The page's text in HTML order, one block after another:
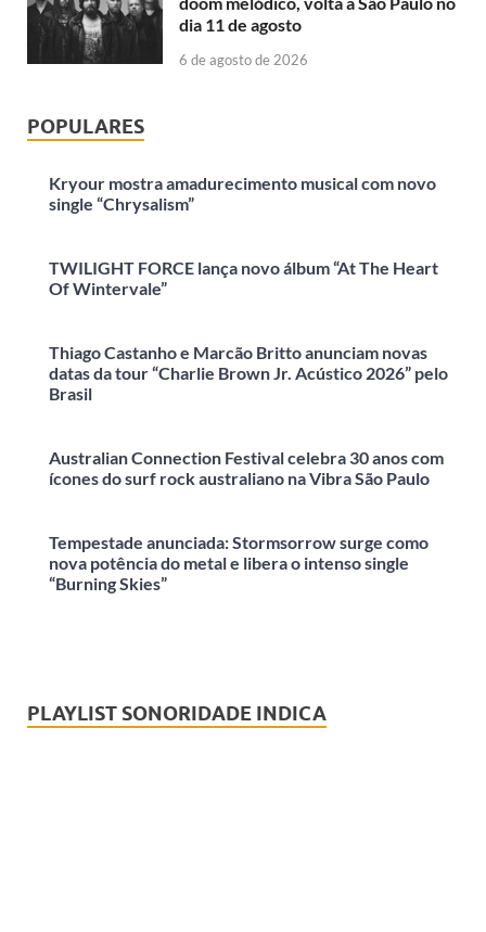
dia 11 de agosto
6 de agosto de 2026
POPULARES
Kryour mostra amadurecimento musical com novo
single “Chrysalism”
TWILIGHT FORCE lança novo álbum “At The Heart
Of Wintervale”
Thiago Castanho e Marcão Britto anunciam novas
datas da tour “Charlie Brown Jr. Acústico 2026” pelo
Brasil
Australian Connection Festival celebra 30 anos com
ícones do surf rock australiano na Vibra São Paulo
Tempestade anunciada: Stormsorrow surge como
nova potência do metal e libera o intenso single
“Burning Skies”
PLAYLIST SONORIDADE INDICA